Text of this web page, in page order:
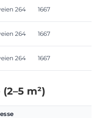
264 1667
264 1667
264 1667
m²)